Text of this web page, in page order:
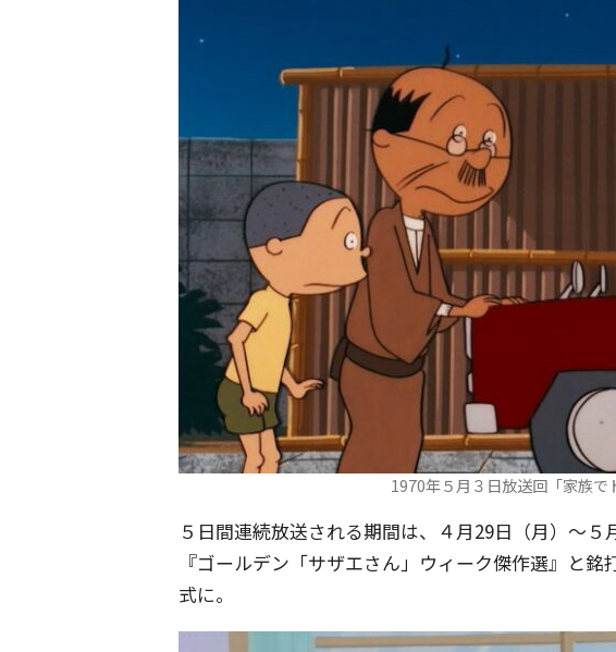
1970年５月３日放送回「家族で
５日間連続放送される期間は、４月29日（月）～５
『ゴールデン「サザエさん」ウィーク傑作選』と
式に。